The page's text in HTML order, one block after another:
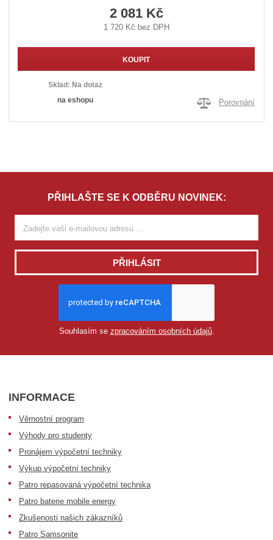
2 081 Kč
1 720 Kč bez DPH
KOUPIT
Sklad: Na dotaz
na eshopu
Porovnání
PŘIHLAŠTE SE K ODBĚRU NOVINEK:
PŘIHLÁSIT
Souhlasím se zpracováním osobních údajů.
INFORMACE
Věrnostní program
Výhody pro studenty
Pronájem výpočetní techniky
Výkup výpočetní techniky
Patro repasovaná výpočetní technika
Patro baterie mobile energy
Zkušenosti našich zákazníků
Patro Samsonite